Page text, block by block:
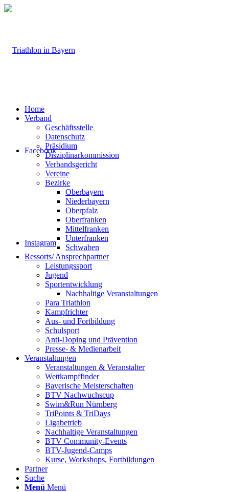
Facebook
Instagram
Home
Verband
Geschäftsstelle
Datenschutz
Präsidium
Disziplinarkommission
Verbandsgericht
Vereine
Bezirke
Oberbayern
Niederbayern
Oberpfalz
Oberfranken
Mittelfranken
Unterfranken
Schwaben
Ressorts/ Ansprechpartner
Leistungssport
Jugend
Sportentwicklung
Nachhaltige Veranstaltungen
Para Triathlon
Kampfrichter
Aus- und Fortbildung
Schulsport
Anti-Doping und Prävention
Presse- & Medienarbeit
Veranstaltungen
Veranstaltungen & Veranstalter
Wettkampffinder
Bayerische Meisterschaften
BTV Nachwuchscup
Swim&Run Nürnberg
TriPoints & TriDays
Ligabetrieb
Nachhaltige Veranstaltungen
BTV Community-Events
BTV-Jugend-Camps
Kurse, Workshops, Fortbildungen
Partner
Suche
Menü Menü